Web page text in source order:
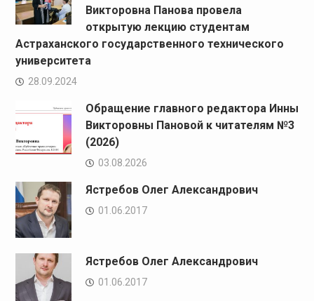
Викторовна Панова провела
открытую лекцию студентам
Астраханского государственного технического
университета
28.09.2024
Обращение главного редактора Инны
Викторовны Пановой к читателям №3
(2026)
03.08.2026
Ястребов Олег Александрович
01.06.2017
Ястребов Олег Александрович
01.06.2017